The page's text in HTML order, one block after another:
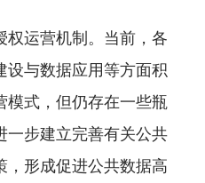
运营机制。当前，各
与数据应用等方面积
式，但仍存在一些瓶
一步建立完善有关公共
形成促进公共数据高